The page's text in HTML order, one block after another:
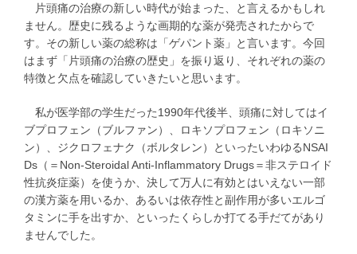
片頭痛の治療の新しい時代が始まった、と言えるかもしれ
ません。歴史に残るような画期的な薬が発売されたからで
す。その新しい薬の総称は「ゲパント薬」と言います。今回
はまず「片頭痛の治療の歴史」を振り返り、それぞれの薬の
特徴と欠点を確認していきたいと思います。
私が医学部の学生だった1990年代後半、頭痛に対してはイ
ブプロフェン（ブルファン）、ロキソプロフェン（ロキソニ
ン）、ジクロフェナク（ボルタレン）といったいわゆるNSAI
Ds（＝Non-Steroidal Anti-Inflammatory Drugs＝非ステロイド
性抗炎症薬）を使うか、決して万人に有効とはいえない一部
の漢方薬を用いるか、あるいは依存性と副作用が多いエルゴ
タミンに手を出すか、といったくらしか打てる手だてがあり
ませんでした。